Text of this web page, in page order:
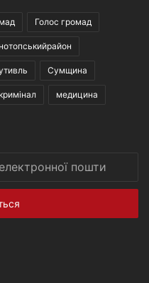
Голос громад
Сумщина
кримінал медицина